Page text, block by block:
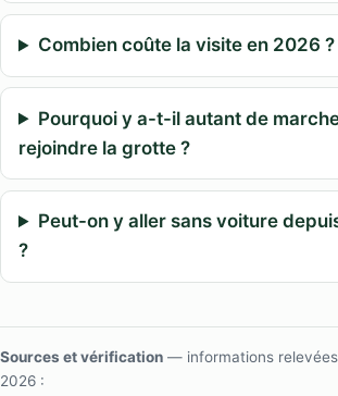
Combien coûte la visite en 2026 ?
Pourquoi y a-t-il autant de
rejoindre la grotte ?
Peut-on y aller sans voiture
?
Sources et vérification — informations
2026 :